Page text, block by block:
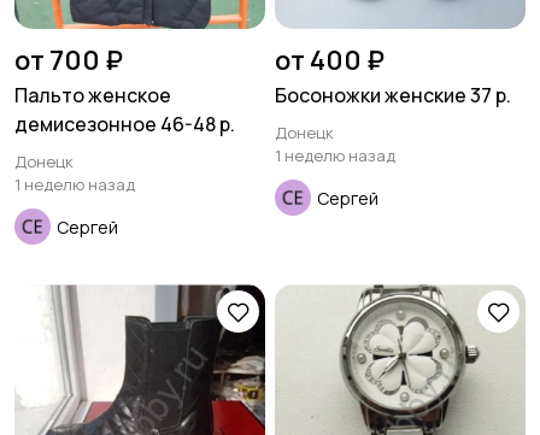
от 700 ₽
Пальто женское
демисезонное 46-48 р.
Донецк
1 неделю назад
Сергей
от 400 ₽
Босоножки женские 37 р.
Донецк
1 неделю назад
Сергей